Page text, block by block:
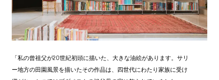
「私の曾祖父が20世紀初頭に描いた、大きな油絵があります。サリ
ー地方の田園風景を描いたその作品は、四世代にわたり家族に受け